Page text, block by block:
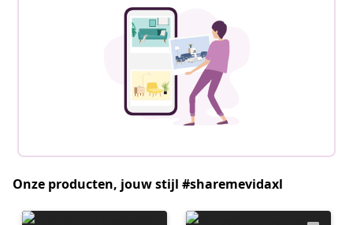
Onze producten, jouw stijl #sharemevidaxl